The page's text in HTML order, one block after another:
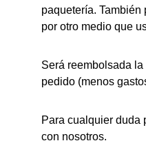
paquetería.
por otro medio que
Será reembolsada
pedido (menos
Para cualquier duda
con nosotros.